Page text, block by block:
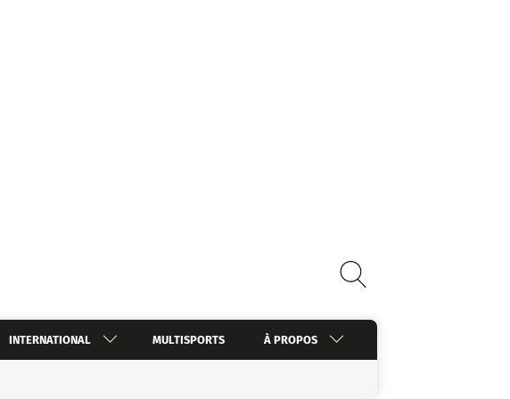
INTERNATIONAL MULTISPORTS À PROPOS